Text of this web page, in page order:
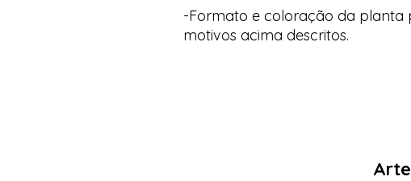
-Formato e coloração da planta
motivos acima descritos.